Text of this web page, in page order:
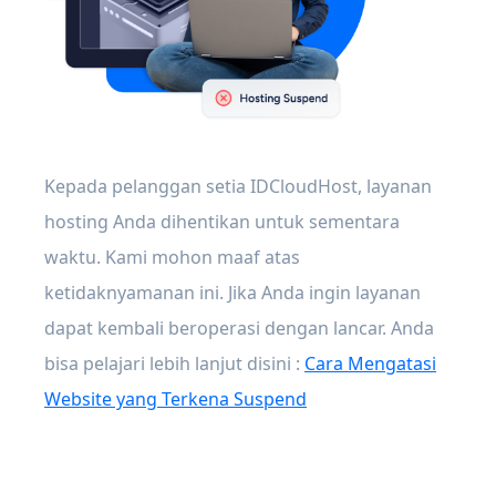
Kepada pelanggan setia IDCloudHost, layanan
hosting Anda dihentikan untuk sementara
waktu. Kami mohon maaf atas
ketidaknyamanan ini. Jika Anda ingin layanan
dapat kembali beroperasi dengan lancar. Anda
bisa pelajari lebih lanjut disini : Cara Mengatasi
Website yang Terkena Suspend